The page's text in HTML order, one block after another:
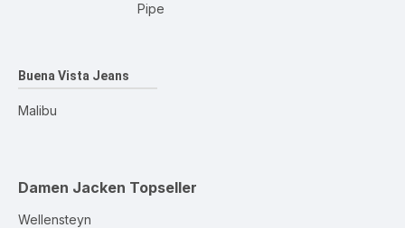
Pipe
Buena Vista Jeans
Malibu
Damen Jacken Topseller
Wellensteyn